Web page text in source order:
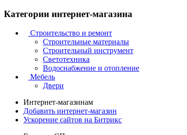
Категории интернет-магазина
Строительство и ремонт
Строительные материалы
Строительный инструмент
Светотехника
Водоснабжение и отопление
Мебель
Двери
Интернет-магазинам
Добавить интернет-магазин
Ускорение сайтов на Битрикс